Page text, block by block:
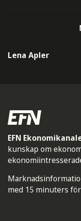
Lena Apler
EFN
kunskap om
med 15 minuters